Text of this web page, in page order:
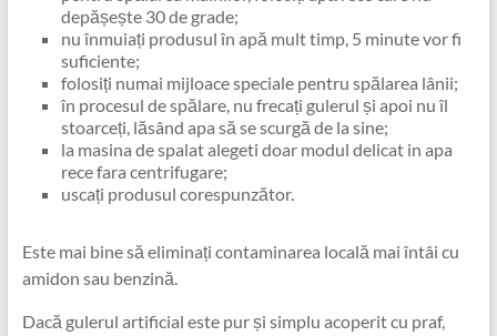
depășește 30 de grade;
nu înmuiați produsul în apă mult timp, 5 minute vor fi
suficiente;
folosiți numai mijloace speciale pentru spălarea lânii;
în procesul de spălare, nu frecați gulerul și apoi nu îl
stoarceți, lăsând apa să se scurgă de la sine;
la masina de spalat alegeti doar modul delicat in apa
rece fara centrifugare;
uscați produsul corespunzător.
Este mai bine să eliminați contaminarea locală mai întâi cu
amidon sau benzină.
Dacă gulerul artificial este pur și simplu acoperit cu praf,